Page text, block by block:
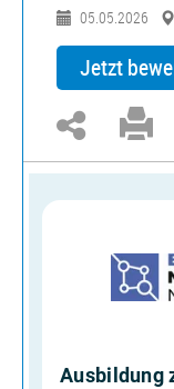
05.05.2026
Jetzt